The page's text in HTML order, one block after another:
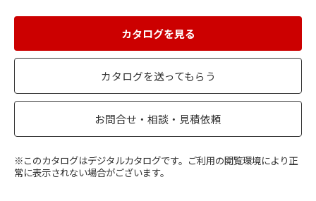
カタログを見る
カタログを送ってもらう
お問合せ・相談・見積依頼
※このカタログはデジタルカタログです。ご利用の閲覧環境により正
常に表示されない場合がございます。